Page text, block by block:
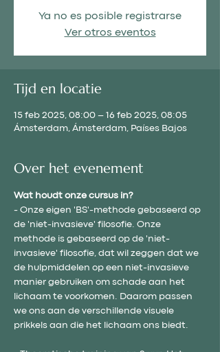
Ya no es posible registrarse
Ver otros eventos
Tijd en locatie
15 feb 2025, 08:00 – 16 feb 2025, 08:05
Ámsterdam, Ámsterdam, Países Bajos
Over het evenement
Wat houdt onze cursus in?
- Onze eigen 'BS'-methode gebaseerd op
de 'niet-invasieve' filosofie. Onze
methode is gebaseerd op de 'niet-
invasieve' filosofie, dat wil zeggen dat we
de hulpmiddelen op een niet-invasieve
manier gebruiken om schade aan het
lichaam te voorkomen. Daarom passen
we ons aan de verschillende visuele
prikkels aan die het lichaam ons biedt.